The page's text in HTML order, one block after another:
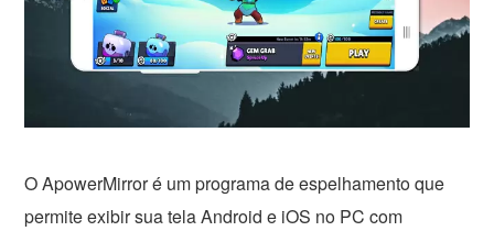
O ApowerMirror é um programa de espelhamento que
permite exibir sua tela Android e iOS no PC com